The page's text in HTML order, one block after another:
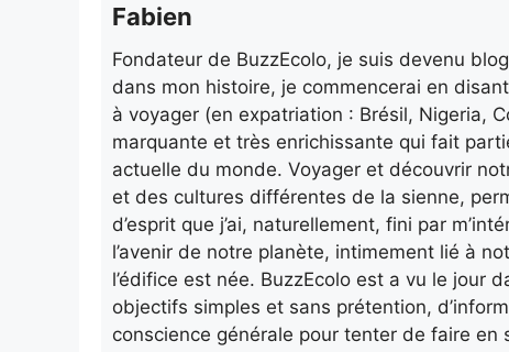
Fabien
Fondateur de BuzzEcolo, je suis devenu
dans mon histoire, je commencerai en
à voyager (en expatriation : Brésil, Nigeria,
marquante et très enrichissante qui fait
actuelle du monde. Voyager et découvrir
et des cultures différentes de la sienne,
d’esprit que j’ai, naturellement, fini par
l’avenir de notre planète, intimement lié à
l’édifice est née. BuzzEcolo est a vu le jour
objectifs simples et sans prétention,
conscience générale pour tenter de faire